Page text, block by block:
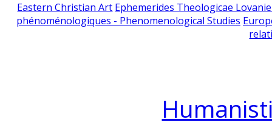
Eastern Christian Art Ephemerides Theologicae
phénoménologiques - Phenomenological Studies